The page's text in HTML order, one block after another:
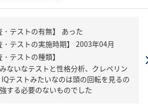
・テストの種類】
ないなテストと性格分析、クレペリン
テストみたいなのは頭の回転を見るの
する必要のないものでした